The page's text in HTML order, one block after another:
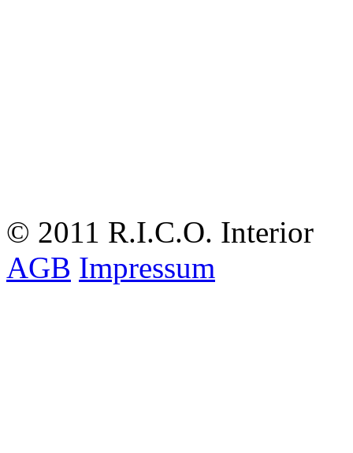
© 2011 R.I.C.O. Interior
AGB Impressum